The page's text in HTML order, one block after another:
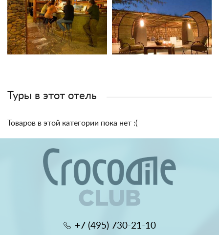
Туры в этот отель
Товаров в этой категории пока нет :(
+7 (495) 730-21-10